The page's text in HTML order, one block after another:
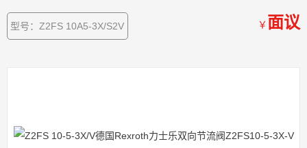
型号：Z2FS 10A5-3X/S2V ￥ 面议